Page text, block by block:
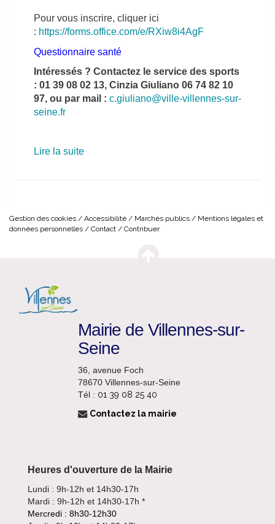
Pour vous inscrire, cliquer ici
: https://forms.office.com/e/RXiw8i4AgF
Questionnaire santé
Intéressés ? Contactez le service des sports
: 01 39 08 02 13, Cinzia Giuliano 06 74 82 10
97, ou par mail : c.giuliano@ville-villennes-sur-
seine.fr
Lire la suite
Gestion des cookies Accessibilité Marchés publics
Mentions légales et
données personnelles
Contact Contribuer
Mairie de Villennes-sur-
Seine
36, avenue Foch
78670 Villennes-sur-Seine
Tél : 01 39 08 25 40
Contactez la mairie
Heures d'ouverture de la Mairie
Lundi : 9h-12h et 14h30-17h
Mardi : 9h-12h et 14h30-17h *
Mercredi : 8h30-12h30